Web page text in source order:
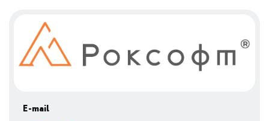
E-mail